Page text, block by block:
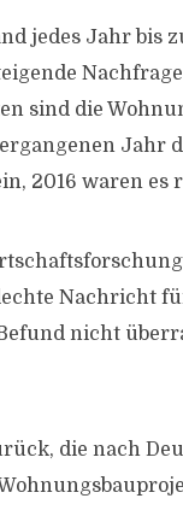
jedes Jahr bis
sind die
Jahr
2016 waren es
Nachricht
nicht
die nach